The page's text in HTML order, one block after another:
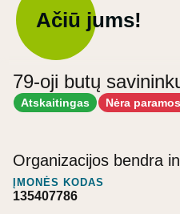
Ačiū jums!
79-oji butų
Atskaitingas Nėra
Organizacijos bendra
ĮMONĖS KODAS
135407786